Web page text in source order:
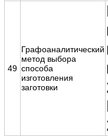
49
Графоаналитический
метод выбора
способа
изготовления
заготовки